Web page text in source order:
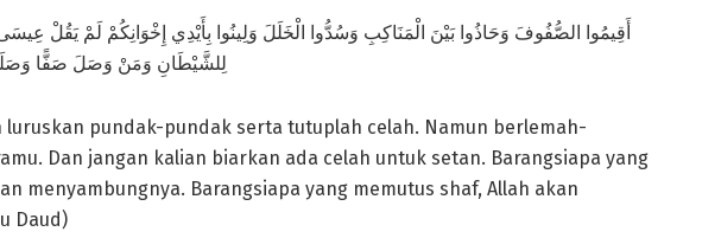
أَقِيمُوا الصُّفُوفَ وَحَاذُوا بَيْنَ الْمَنَاكِبِ وَسُدُّوا الْخَلَلَ وَلِينُوا بِأَيْدِي إِخْوَانِكُمْ لَمْ يَقُلْ
لِلشَّيْطَانِ وَمَنْ وَصَلَ صَفًّا
luruskan pundak-pundak serta tutuplah celah. Namun berlemah-
Dan jangan kalian biarkan ada celah untuk setan. Barangsiapa yang
menyambungnya. Barangsiapa yang memutus shaf, Allah akan
Daud)